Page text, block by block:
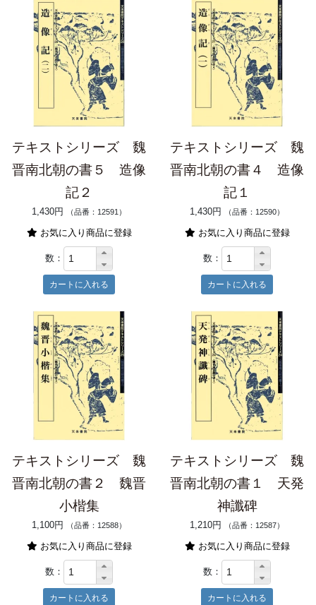
テキストシリーズ 魏
晋南北朝の書５ 造像
記２
1,430円 （品番：12591）
お気に入り商品に登録
数：
テキストシリーズ 魏
晋南北朝の書４ 造像
記１
1,430円 （品番：12590）
お気に入り商品に登録
数：
テキストシリーズ 魏
晋南北朝の書２ 魏晋
小楷集
1,100円 （品番：12588）
お気に入り商品に登録
数：
テキストシリーズ 魏
晋南北朝の書１ 天発
神讖碑
1,210円 （品番：12587）
お気に入り商品に登録
数：